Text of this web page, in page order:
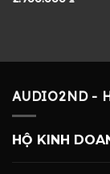
AUDIO2ND -
HỘ KINH